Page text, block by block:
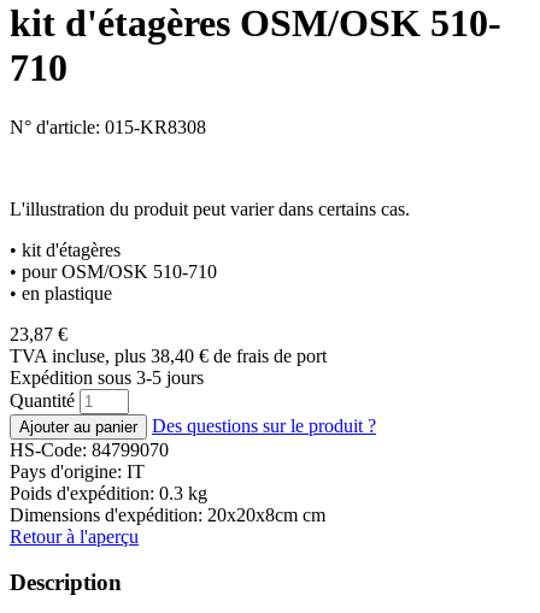
kit d'étagères OSM/OSK 510-
710
N° d'article: 015-KR8308
L'illustration du produit peut varier dans certains cas.
• kit d'étagères
• pour OSM/OSK 510-710
• en plastique
23,87 €
TVA incluse, plus 38,40 € de frais de port
Expédition sous 3-5 jours
Quantité
Des questions sur le produit ?
HS-Code: 84799070
Pays d'origine: IT
Poids d'expédition: 0.3 kg
Dimensions d'expédition: 20x20x8cm cm
Retour à l'aperçu
Description